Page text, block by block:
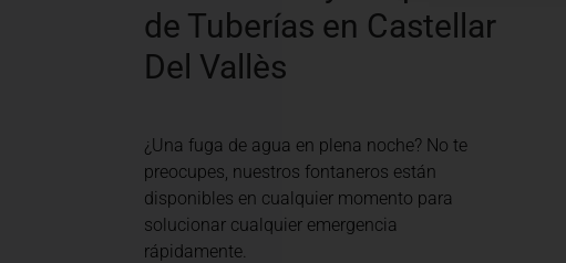
de Tuberías en Castellar
Del Vallès
¿Una fuga de agua en plena noche? No te
preocupes, nuestros fontaneros están
disponibles en cualquier momento para
solucionar cualquier emergencia
rápidamente.